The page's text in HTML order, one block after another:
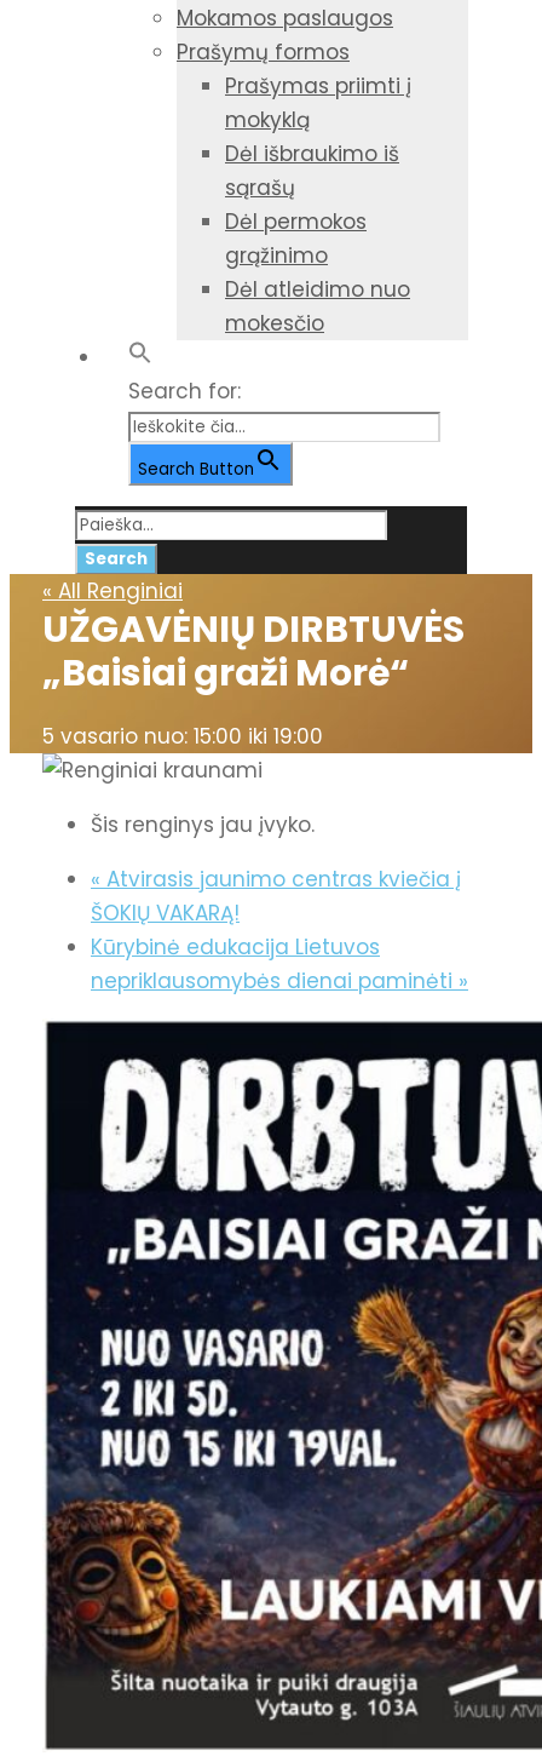
Mokamos paslaugos
Prašymų formos
Prašymas priimti į
mokyklą
Dėl išbraukimo iš
sąrašų
Dėl permokos
grąžinimo
Dėl atleidimo nuo
mokesčio
Search for:
Search Button
« All Renginiai
UŽGAVĖNIŲ DIRBTUVĖS
„Baisiai graži Morė“
5 vasario nuo: 15:00 iki 19:00
Šis renginys jau įvyko.
« Atvirasis jaunimo centras kviečia į
ŠOKIŲ VAKARĄ!
Kūrybinė edukacija Lietuvos
nepriklausomybės dienai paminėti »